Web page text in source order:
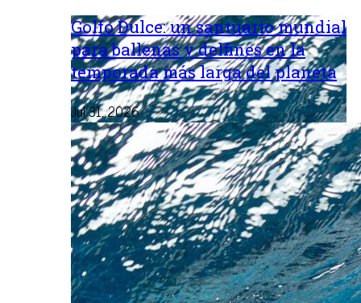
Golfo Dulce: un santuario mundial
para ballenas y delfines en la
temporada más larga del planeta
Jul 31, 2026